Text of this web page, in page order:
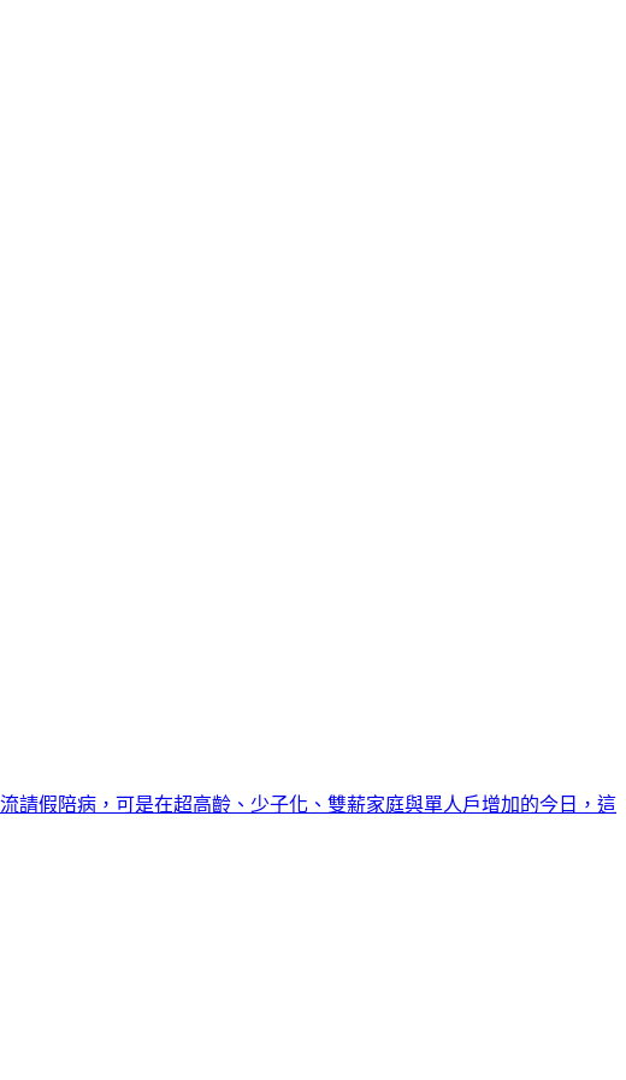
請假陪病，可是在超高齡、少子化、雙薪家庭與單人戶增加的今日，這